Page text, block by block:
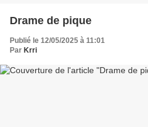
Drame de pique
Publié le 12/05/2025 à 11:01
Par Krri